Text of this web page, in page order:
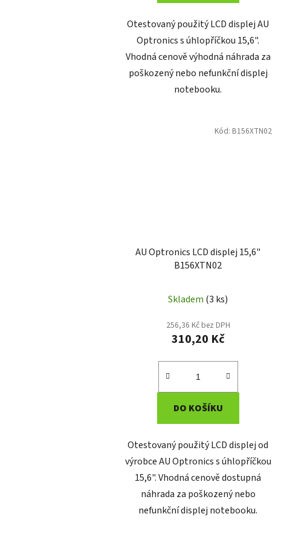
Otestovaný použitý LCD displej AU
Optronics s úhlopříčkou 15,6".
Vhodná cenově výhodná náhrada za
poškozený nebo nefunkční displej
notebooku.
AU Optronics LCD displej 15,6"
B156XTN02
Skladem (3 ks)
256,36 Kč bez DPH
310,20 Kč
DO KOŠÍKU
Otestovaný použitý LCD displej od
výrobce AU Optronics s úhlopříčkou
15,6". Vhodná cenově dostupná
náhrada za poškozený nebo
nefunkční displej notebooku.
Kód: B156XTN02